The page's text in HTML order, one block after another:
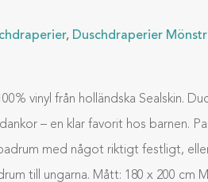
, Duschdraperier
vinyl från holländska Sealskin.
– en klar favorit hos barnen.
med något riktigt festligt,
till ungarna. Mått: 180 x 200 cm